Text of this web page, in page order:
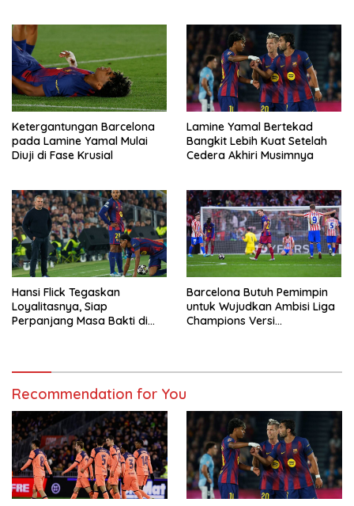
Ketergantungan Barcelona
pada Lamine Yamal Mulai
Diuji di Fase Krusial
Lamine Yamal Bertekad
Bangkit Lebih Kuat Setelah
Cedera Akhiri Musimnya
Hansi Flick Tegaskan
Loyalitasnya, Siap
Perpanjang Masa Bakti di
Barcelona Butuh Pemimpin
untuk Wujudkan Ambisi Liga
Champions Versi
Recommendation for You